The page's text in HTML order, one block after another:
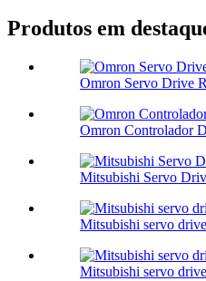
Produtos em
Omron Servo Drive
Omron Controlador
Mitsubishi Servo
Mitsubishi servo
Mitsubishi servo